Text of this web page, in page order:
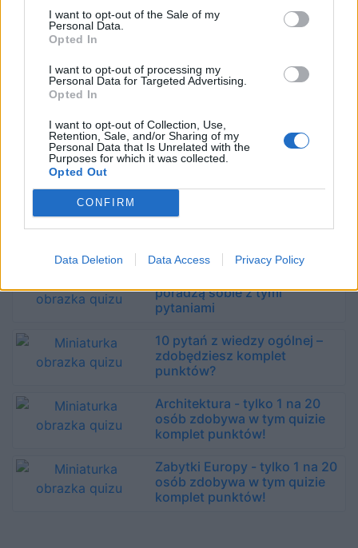
I want to opt-out of the Sale of my
Personal Data.
Opted In
I want to opt-out of processing my
Personal Data for Targeted Advertising.
Opted In
I want to opt-out of Collection, Use,
Retention, Sale, and/or Sharing of my
Personal Data that Is Unrelated with the
Purposes for which it was collected.
Opted Out
CONFIRM
Data Deletion Data Access Privacy Policy
komplet punktów!
Góry w sztuce – fascynujące i
te pytania?
poradzą sobie z tymi
pytaniami
10 pytań z wiedzy ogólnej –
zdobędziesz komplet
punktów?
Architektura - tylko 1 na 20
osób zdobywa w tym quizie
komplet punktów!
Zabytki Europy - tylko 1 na 20
osób zdobywa w tym quizie
komplet punktów!